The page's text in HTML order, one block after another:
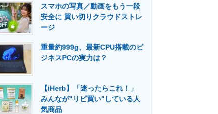
ニティ マーケ×ITの今がよく分かる
を支援
ディア 建設×テクノロジーの最前線
スマホの写真／動画をもう一段
安全に 買い切りクラウドストレ
ージ
重量約999g、最新CPU搭載のビ
ジネスPCの実力は？
【iHerb】「迷ったらこれ！」
みんなが"リピ買い"している人
気商品